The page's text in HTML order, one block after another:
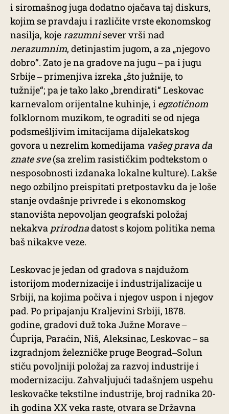
i siromašnog juga dodatno ojačava taj diskurs,
kojim se pravdaju i različite vrste ekonomskog
nasilja, koje razumnisever vrši nad
nerazumnim, detinjastim jugom, a za „njegovo
dobro“. Zato je na gradove na jugu ‒ pa i jugu
Srbije ‒ primenjiva izreka „što južnije, to
tužnije“; pa je tako lako „brendirati“ Leskovac
karnevalom orijentalne kuhinje, i egzotičnom
folklornom muzikom, te ograditi se od njega
podsmešljivim imitacijama dijalekatskog
govora u nezrelim komedijama vašeg prava da
znate sve(sa zrelim rasističkim podtekstom o
nesposobnosti izdanaka lokalne kulture). Lakše
nego ozbiljno preispitati pretpostavku da je loše
stanje ovdašnje privrede i s ekonomskog
stanovišta nepovoljan geografski položaj
nekakva prirodnadatost s kojom politika nema
baš nikakve veze.
Leskovac je jedan od gradova s najdužom
istorijom modernizacije i industrijalizacije u
Srbiji, na kojima počiva i njegov uspon i njegov
pad. Po pripajanju Kraljevini Srbiji, 1878.
godine, gradovi duž toka Južne Morave ‒
Ćuprija, Paraćin, Niš, Aleksinac, Leskovac ‒ sa
izgradnjom železničke pruge Beograd‒Solun
stiču povoljniji položaj za razvoj industrije i
modernizaciju. Zahvaljujući tadašnjem uspehu
leskovačke tekstilne industrije, broj radnika 20-
ih godina XX veka raste, otvara se Državna